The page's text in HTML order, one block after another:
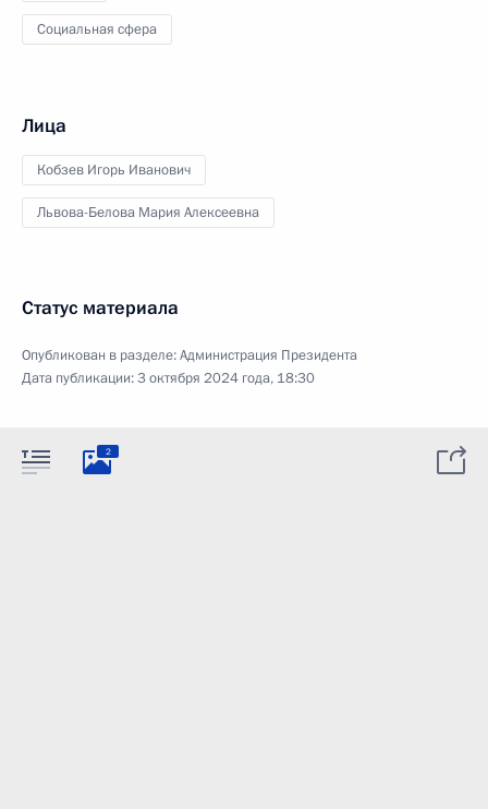
Социальная сфера
Лица
Кобзев Игорь Иванович
Львова-Белова Мария Алексеевна
Статус материала
Опубликован в разделе:Администрация Президента
Дата публикации:3 октября 2024 года, 18:30
2